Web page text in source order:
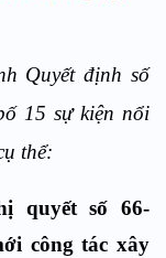
Quyết định số
15 sự kiện nổi
thể:
quyết số 66-
công tác xây